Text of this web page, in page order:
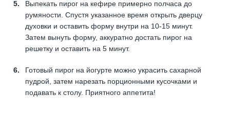
Выпекать пирог на кефире примерно полчаса до
румяности. Спустя указанное время открыть дверцу
духовки и оставить форму внутри на 10-15 минут.
Затем вынуть форму, аккуратно достать пирог на
решетку и оставить на 5 минут.
Готовый пирог на йогурте можно украсить сахарной
пудрой, затем нарезать порционными кусочками и
подавать к столу. Приятного аппетита!